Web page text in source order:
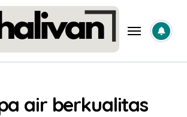
air berkualitas